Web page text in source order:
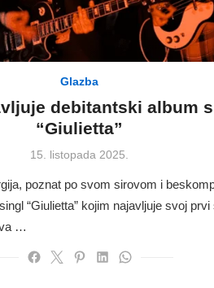
Glazba
debitantski album
“Giulietta”
Posted
15. listopada 2025.
poznat po svom sirovom i
“Giulietta” kojim najavljuje svoj
…